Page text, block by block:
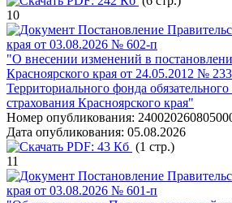
10
Постановление
края от 03.08.2026 № 602-п
"О внесении изменений в
Красноярского края от 24.05.2012 №
Территориального фонда
страхования Красноярского края"
Номер опубликования:
Дата опубликования: 05.08.2026
PDF: 43 Кб (1 стр.)
11
Постановление
края от 03.08.2026 № 601-п